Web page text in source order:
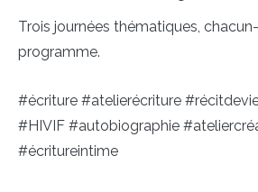
Trois journées thématiques,
programme.
#écriture #atelierécriture
#HIVIF #autobiographie
#écritureintime